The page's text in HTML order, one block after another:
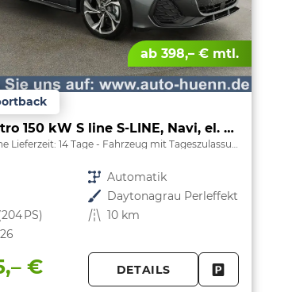
ab 398,– € mtl.
TFSI quattro 150 kW S line S-LINE, Navi, el. Klappe, Sound, Winter, 18-Zoll, 3-J. Garantie
Lieferzeit: 14 Tage Fahrzeug mit Tageszulassung
Getriebe Automatik
Außenfarbe Daytonagrau Perleffekt
PS) Kilometerstand 10 km
€ DETAILS